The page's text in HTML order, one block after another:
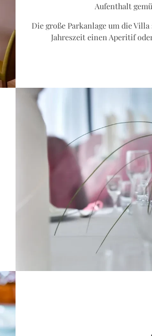
Aufenthalt
Die große Parkanlage um die
Jahreszeit einen Aperitif